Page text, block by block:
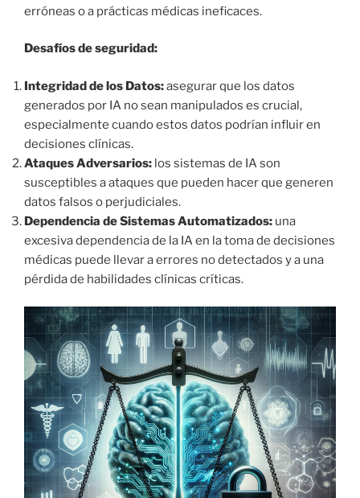
erróneas o a prácticas médicas ineficaces.
Desafíos de seguridad:
Integridad de los Datos:asegurar que los datos
generados por IA no sean manipulados es crucial,
especialmente cuando estos datos podrían influir en
decisiones clínicas.
Ataques Adversarios: los sistemas de IA son
susceptibles a ataques que pueden hacer que generen
datos falsos o perjudiciales.
Dependencia de Sistemas Automatizados: una
excesiva dependencia de la IA en la toma de decisiones
médicas puede llevar a errores no detectados y a una
pérdida de habilidades clínicas críticas.